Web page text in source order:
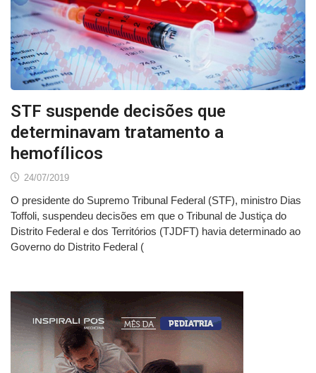
STF suspende decisões que
determinavam tratamento a
hemofílicos
24/07/2019
O presidente do Supremo Tribunal Federal (STF), ministro Dias
Toffoli, suspendeu decisões em que o Tribunal de Justiça do
Distrito Federal e dos Territórios (TJDFT) havia determinado ao
Governo do Distrito Federal (